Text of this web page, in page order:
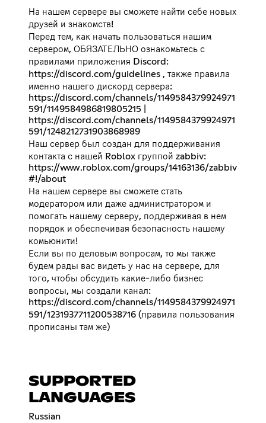
На нашем сервере вы сможете найти себе новых
друзей и знакомств!
Перед тем, как начать пользоваться нашим
сервером, ОБЯЗАТЕЛЬНО ознакомьтесь с
правилами приложения Discord:
https://discord.com/guidelines , также правила
именно нашего дискорд сервера:
https://discord.com/channels/1149584379924971
591/1149584986819805215
https://discord.com/channels/1149584379924971
591/1248212731903868989
Наш сервер был создан для поддерживания
контакта с нашей Roblox группой zabbiv:
https://www.roblox.com/groups/14163136/zabbiv
#!/about
На нашем сервере вы сможете стать
модератором или даже администратором и
помогать нашему серверу, поддерживая в нем
порядок и обеспечивая безопасность нашему
комьюнити!
Если вы по деловым вопросам, то мы также
будем рады вас видеть у нас на сервере, для
того, чтобы обсудить какие-либо бизнес
вопросы, мы создали канал:
https://discord.com/channels/1149584379924971
591/1231937711200538716 (правила пользования
прописаны там же)
SUPPORTED
LANGUAGES
Russian